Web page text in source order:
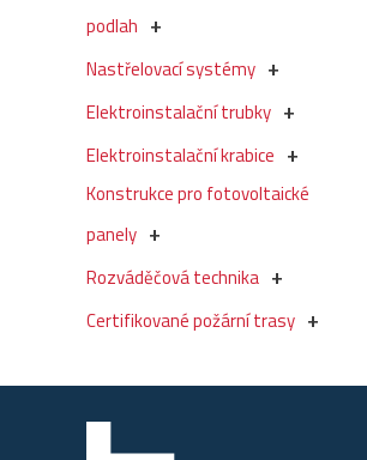
podlah
Nastřelovací systémy
Elektroinstalační trubky
Elektroinstalační krabice
Konstrukce pro fotovoltaické
panely
Rozváděčová technika
Certifikované požární trasy